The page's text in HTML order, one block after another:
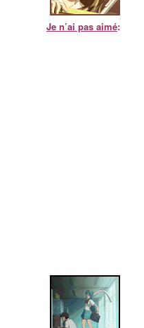
Je n’ai pas aimé: